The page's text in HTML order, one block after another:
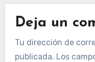
Deja un
Tu dirección de
publicada. Los